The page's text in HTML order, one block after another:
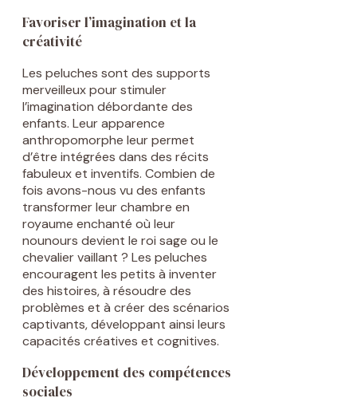
Favoriser l’imagination et la
créativité
Les peluches sont des supports
merveilleux pour stimuler
l’imagination débordante des
enfants. Leur apparence
anthropomorphe leur permet
d’être intégrées dans des récits
fabuleux et inventifs. Combien de
fois avons-nous vu des enfants
transformer leur chambre en
royaume enchanté où leur
nounours devient le roi sage ou le
chevalier vaillant ? Les peluches
encouragent les petits à inventer
des histoires, à résoudre des
problèmes et à créer des scénarios
captivants, développant ainsi leurs
capacités créatives et cognitives.
Développement des compétences
sociales